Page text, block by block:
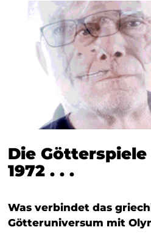
Die
1972 . . .
Was verbindet das
Götteruniversum mit